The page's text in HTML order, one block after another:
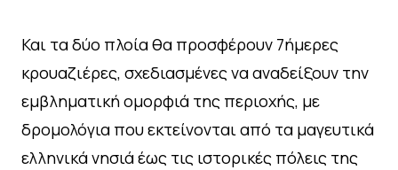
Και τα δύο πλοία θα προσφέρουν 7ήμερες
κρουαζιέρες, σχεδιασμένες να αναδείξουν την
εμβληματική ομορφιά της περιοχής, με
δρομολόγια που εκτείνονται από τα μαγευτικά
ελληνικά νησιά έως τις ιστορικές πόλεις της